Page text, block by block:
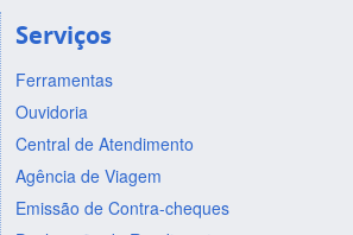
Serviços
Ferramentas
Ouvidoria
Central de Atendimento
Agência de Viagem
Emissão de Contra-cheques